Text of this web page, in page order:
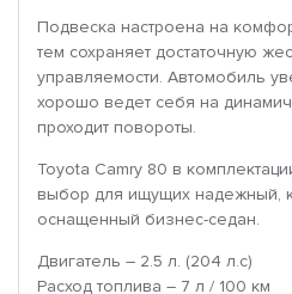
Подвеска настроена на
тем сохраняет достаточную
управляемости. Автомобиль
хорошо ведет себя на
проходит повороты.
Toyota Camry 80 в
выбор для ищущих надежный,
оснащенный бизнес-седан.
Двигатель – 2.5 л. (204 л.с)
Расход топлива – 7 л / 100 км